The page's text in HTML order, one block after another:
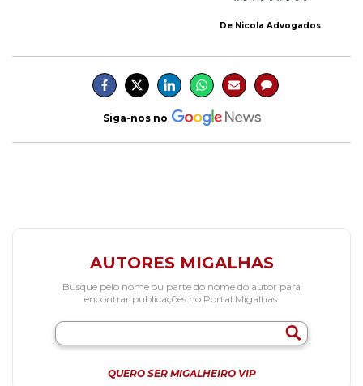
De Nicola Advogados
Siga-nos no
AUTORES MIGALHAS
Busque pelo nome ou parte do nome do autor para
encontrar publicações no Portal Migalhas.
QUERO SER MIGALHEIRO VIP